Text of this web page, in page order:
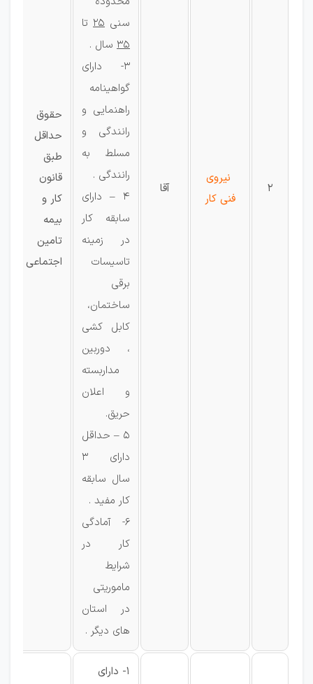
2
نیروی
فنی کار
آقا
سنی 25 تا
35 سال .
3- دارای
گواهینامه
راهنمایی و
رانندگی و
مسلط به
رانندگی .
4 – دارای
سابقه کار
در زمینه
تاسیسات
برقی
ساختمان،
کابل کشی
، دوربین
مداربسته
و اعلان
حریق.
5 – حداقل
دارای 3
سال سابقه
کار مفید .
6- آمادگی
کار در
شرایط
ماموریتی
در استان
های دیگر .
حقوق
حداقل
طبق
قانون
کار و
بیمه
تامین
اجتماعی
1- دارای